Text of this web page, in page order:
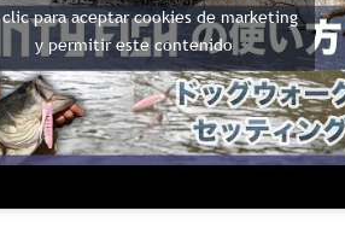
clic para aceptar cookies de marketing
y permitir este contenido